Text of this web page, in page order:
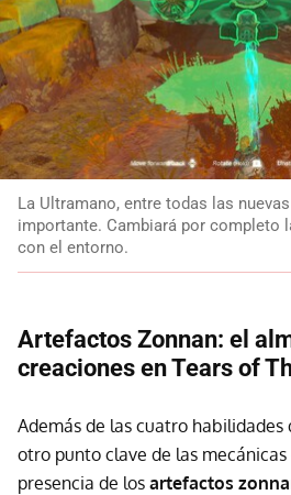
La Ultramano, entre todas las
importante. Cambiará por completo
con el entorno.
Artefactos Zonnan: el
creaciones en Tears of
Además de las cuatro habilidades
otro punto clave de las mecánicas
presencia de los artefactos